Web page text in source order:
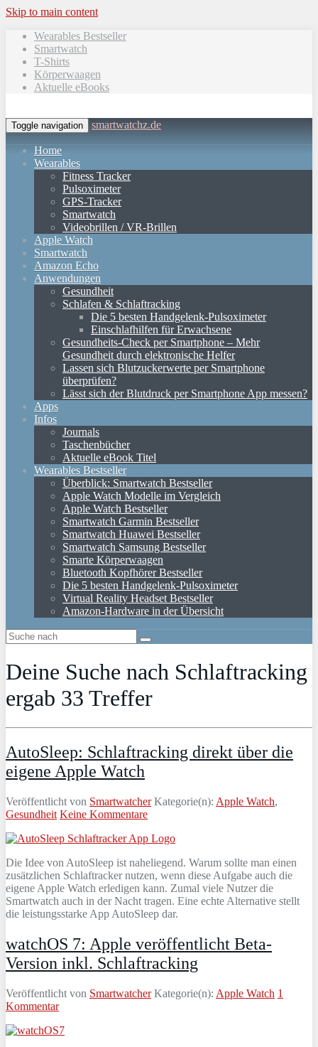
Skip to main content
Wearables Bestseller
Smartwatch
T-Shirts
Körperwaagen
Aktuelle eBooks
Toggle navigation smartwatchz.de
Home
Wearables
Fitness Tracker
Pulsoximeter
GPS-Tracker
Smartwatch
Videobrillen / VR-Brillen
Apple Watch
Smartwatch
Amazon Echo
Anwendungen
Gesundheit
Schlafen & Schlaftracking
Die 5 besten Handgelenk-Pulsoximeter
Einschlafhilfen für Erwachsene
Gesundheits-Check per Smartphone – Mehr
Gesundheit durch elektronische Helfer
Lassen sich Blutzuckerwerte per Smartphone
überprüfen?
Lässt sich der Blutdruck per Smartphone App messen?
Apps
Infos
Journals
Taschenbücher
Aktuelle eBook Titel
Wearables Bestseller
Überblick: Smartwatch Bestseller
Apple Watch Modelle im Vergleich
Apple Watch Bestseller
Smartwatch Garmin Bestseller
Smartwatch Huawei Bestseller
Smartwatch Samsung Bestseller
Smarte Körperwaagen
Bluetooth Kopfhörer Bestseller
Die 5 besten Handgelenk-Pulsoximeter
Virtual Reality Headset Bestseller
Amazon-Hardware in der Übersicht
Deine Suche nach Schlaftracking
ergab 33 Treffer
AutoSleep: Schlaftracking direkt über die
eigene Apple Watch
Veröffentlicht von Smartwatcher Kategorie(n): Apple Watch,
Gesundheit Keine Kommentare
Die Idee von AutoSleep ist naheliegend. Warum sollte man einen
zusätzlichen Schlaftracker nutzen, wenn diese Aufgabe auch die
eigene Apple Watch erledigen kann. Zumal viele Nutzer die
Smartwatch auch in der Nacht tragen. Eine echte Alternative stellt
die leistungsstarke App AutoSleep dar.
watchOS 7: Apple veröffentlicht Beta-
Version inkl. Schlaftracking
Veröffentlicht von Smartwatcher Kategorie(n): Apple Watch 1
Kommentar